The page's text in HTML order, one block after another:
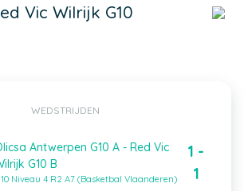
Vic Wilrijk G10
WEDSTRIJDEN
Antwerpen G10 A - Red Vic
G10 B
Niveau 4 R2 A7 (Basketbal Vlaanderen)
1 -
1